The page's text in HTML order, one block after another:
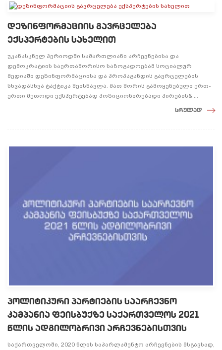
დეზინფორმაციის გავრცელება
ექსპერტების სახელით
უკანასკნელ პერიოდში სამართლიანი არჩევნებისა და
დემოკრატიის საერთაშორისო საზოგადოებამ სოციალურ
მედიაში დეზინფორმაციისა და პროპაგანდის გავრცელების
სხვადასხვა ტაქტიკა შეისწავლა. მათ შორის გამოყენებული ერთ-
ერთი მეთოდი ექსპერტებად პოზიციონირებადი პირების& ...
სრულად
პოლიტიკური პარტიების საარჩევნო
კამპანია ფეისბუქზე საქართველოს 2021
წლის ადგილობრივი არჩევნებისთვის
საქართველოში, 2020 წლის საპარლამენტო არჩევნების მსგავსად,